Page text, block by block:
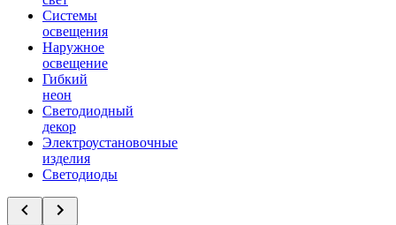
Системы
освещения
Наружное
освещение
Гибкий
неон
Светодиодный
декор
Электроустановочные
изделия
Светодиоды